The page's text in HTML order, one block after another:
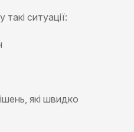
ситуації:
які швидко